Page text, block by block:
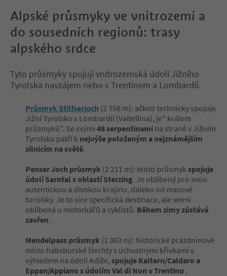
Alpské průsmyky ve vnitrozemí a
do sousedních regionů: trasy
alpského srdce
Tyto průsmyky spojují vnitrozemská údolí Jižního
Tyrolska navzájem nebo s Trentinem a Lombardií.
Průsmyk Stilfserjoch (2 758 m): ačkoli technicky spojuje
Jižní Tyrolsko s Lombardií (Valtellina), je" králem
průsmyků". Se svými 48 serpentinami na straně v Jižním
Tyrolsku patří k nejvýše položeným a nejznámějším
silnicím na světě.
Penser Joch průsmyk (2 211 m): tento průsmyk spojuje
údolí Sarntal s oblastí Sterzing. Je oblíbený pro svou
autentickou a divokou krajinu, daleko od masové
turistiky. Je to sice specifická destinace, ale velmi
oblíbená u motorkářů a cyklistů. Během zimy zůstává
zavřen .
Mendelpass průsmyk (1 363 m): historické prázdninové
místo habsburské šlechty s úchvatnými křivkami s
výhledem na údolí Adiže, spojuje Kaltern/Caldaro a
Eppan/Appiano s údolím Val di Non v Trentinu .